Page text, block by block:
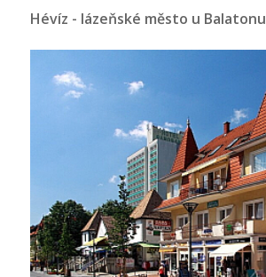
Hévíz - lázeňské město u Balatonu